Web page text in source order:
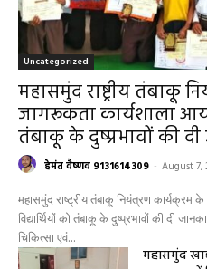
Uncategorized
महासमुंद राष्ट्रीय तंबाकू
जागरूकता कार्यशाला
तंबाकू के दुष्प्रभावों की दी
हेमंत वैष्णव 9131614309 - August 7,
महासमुंद राष्ट्रीय तंबाकू नियंत्रण कार्यक्रम